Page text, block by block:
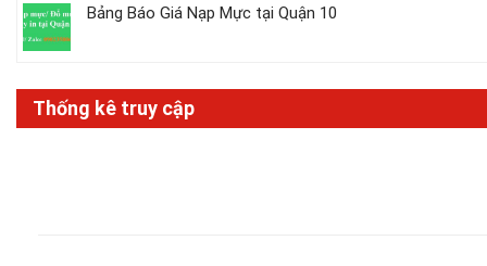
Bảng Báo Giá Nạp Mực tại Quận 10
Thống kê truy cập